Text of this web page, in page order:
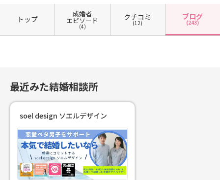
トップ
成婚者
エピソード
(4)
クチコミ
(12)
ブログ
(243)
最近みた結婚相談所
soel design ソエルデザイン